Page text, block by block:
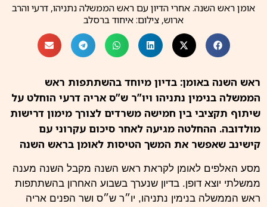
אומן ראש השנה. אחרי הדיון עם ראש הממשלה נתניהו, דרעי והרב
ארוש, צילום: איחוד ברסלב
ראש השנה באומן: בדיון מיוחד בהשתתפות ראש
הממשלה בנימין נתניהו ויו”ר ש”ס אריה דרעי הוחלט על
שיתוף תקציבי בין חמישה משרדים לצורך מימון דרישות
מולדובה. ההחלטה מגיעה לאחר סיכום עקרוני עם
קישינב שאפשר את המשך הטיסות לאומן בראש השנה
מסע האלפיםלאומן לקראת ראש השנה מקבל השנה מענה
ממשלתי יוצא דופן. בדיון שנערך בשבוע האחרון בהשתתפות
ראש הממשלהבנימין נתניהו, יו״ר ש״ס ושר הפנים אריה